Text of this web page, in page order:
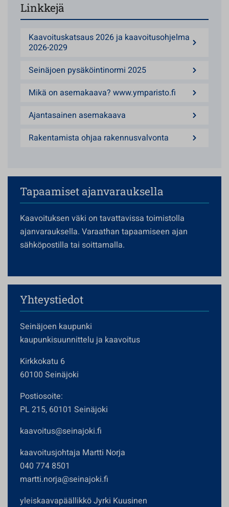
Linkkejä
Kaavoituskatsaus 2026 ja kaavoitusohjelma
2026-2029
Seinäjoen pysäköintinormi 2025
Mikä on asemakaava? www.ymparisto.fi
Ajantasainen asemakaava
Rakentamista ohjaa rakennusvalvonta
Tapaamiset ajanvarauksella
Kaavoituksen väki on tavattavissa toimistolla
ajanvarauksella. Varaathan tapaamiseen ajan
sähköpostilla tai soittamalla.
Yhteystiedot
Seinäjoen kaupunki
kaupunkisuunnittelu ja kaavoitus
Kirkkokatu 6
60100 Seinäjoki
Postiosoite:
PL 215, 60101 Seinäjoki
kaavoitus@seinajoki.fi
kaavoitusjohtaja Martti Norja
040 774 8501
martti.norja@seinajoki.fi
yleiskaavapäällikkö Jyrki Kuusinen